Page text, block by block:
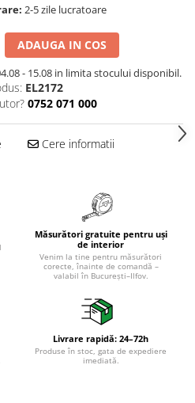
2-5 zile lucratoare
ADAUGA IN COS
- 15.08 in limita stocului disponibil.
EL2172
0752 071 000
Cere informatii
Măsurători gratuite pentru uși
de interior
Venim la tine pentru măsurători
corecte, înainte de comandă –
valabil în București–Ilfov.
Livrare rapidă: 24–72h
Produse în stoc, gata de expediere
imediată.